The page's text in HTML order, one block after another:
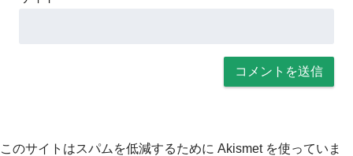
このサイトはスパムを低減するために Akismet を使っていま